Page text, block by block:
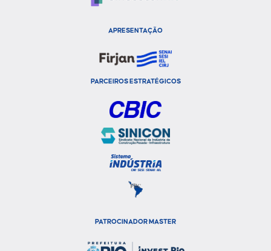
APRESENTAÇÃO
PARCEIROS ESTRATÉGICOS
PATROCINADOR MASTER